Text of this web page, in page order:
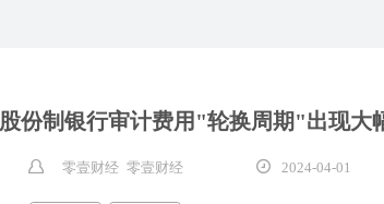
股份制银行审计费用"轮换周期"出现大
零壹财经 零壹财经 2024-04-01